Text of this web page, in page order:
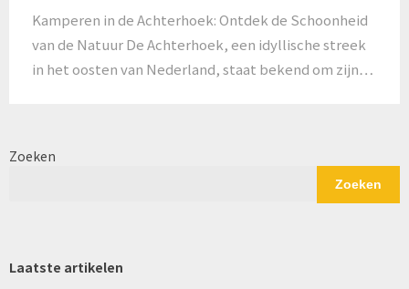
Kamperen in de Achterhoek: Ontdek de Schoonheid
van de Natuur De Achterhoek, een idyllische streek
in het oosten van Nederland, staat bekend om zijn…
Zoeken
Zoeken
Laatste artikelen